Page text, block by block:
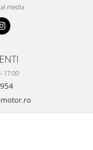
media
17:00